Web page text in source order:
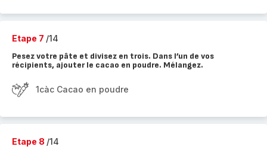
Etape 7 /14
Pesez votre pâte et divisez en trois. Dans l’un de vos
récipients, ajouter le cacao en poudre. Mélangez.
1càc Cacao en poudre
Etape 8 /14